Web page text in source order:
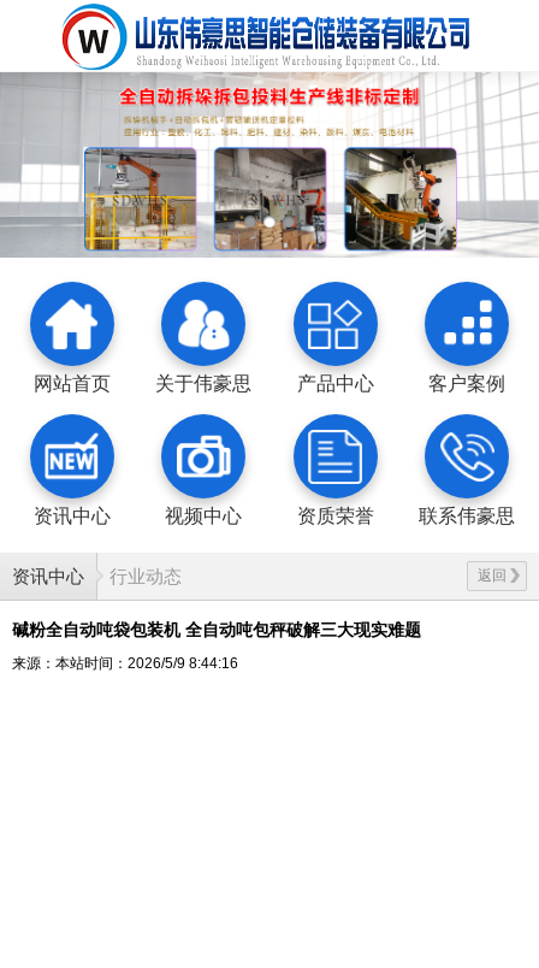
网站首页 关于伟豪思 产品中心 客户案例
资讯中心 视频中心 资质荣誉 联系伟豪思
资讯中心 返回
行业动态
碱粉全自动吨袋包装机 全自动吨包秤破解三大现实难题
来源：本站时间：2026/5/9 8:44:16